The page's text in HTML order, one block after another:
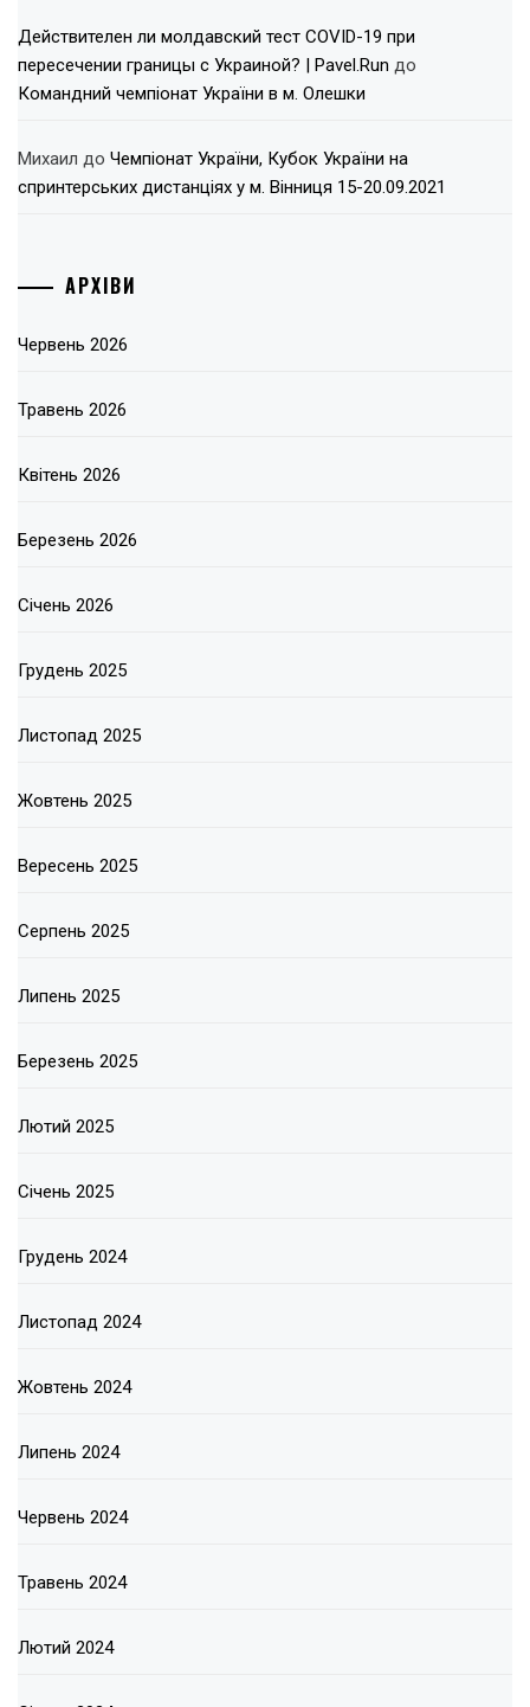
Действителен ли молдавский тест COVID-19 при
пересечении границы с Украиной? | Pavel.Run до
Командний чемпіонат України в м. Олешки
Михаил до Чемпіонат України, Кубок України на
спринтерських дистанціях у м. Вінниця 15-20.09.2021
АРХІВИ
Червень 2026
Травень 2026
Квітень 2026
Березень 2026
Січень 2026
Грудень 2025
Листопад 2025
Жовтень 2025
Вересень 2025
Серпень 2025
Липень 2025
Березень 2025
Лютий 2025
Січень 2025
Грудень 2024
Листопад 2024
Жовтень 2024
Липень 2024
Червень 2024
Травень 2024
Лютий 2024